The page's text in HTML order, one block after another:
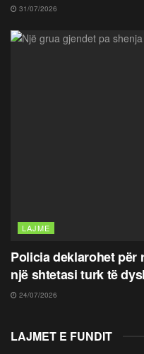
31/07/2026
LAJME
Policia deklarohet
një shtetasi turk të
24/07/2026
LAJMET E FUNDIT